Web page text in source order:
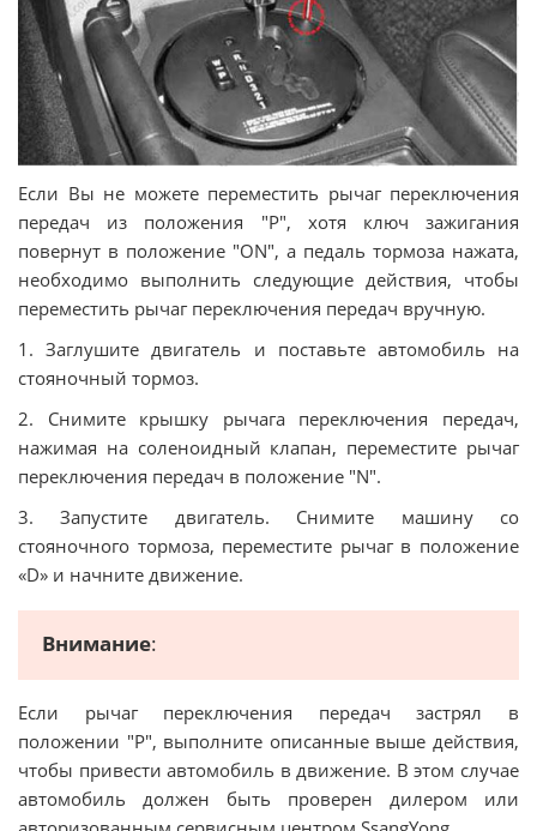
Если Вы не можете переместить рычаг переключения
передач из положения "Р", хотя ключ зажигания
повернут в положение "ON", а педаль тормоза нажата,
необходимо выполнить следующие действия, чтобы
переместить рычаг переключения передач вручную.
1. Заглушите двигатель и поставьте автомобиль на
стояночный тормоз.
2. Снимите крышку рычага переключения передач,
нажимая на соленоидный клапан, переместите рычаг
переключения передач в положение "N".
3. Запустите двигатель. Снимите машину со
стояночного тормоза, переместите рычаг в положение
«D» и начните движение.
Внимание:
Если рычаг переключения передач застрял в
положении "Р", выполните описанные выше действия,
чтобы привести автомобиль в движение. В этом случае
автомобиль должен быть проверен дилером или